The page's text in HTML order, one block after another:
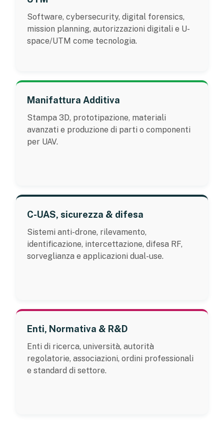
Software, cybersecurity, digital forensics,
mission planning, autorizzazioni digitali e U-
space/UTM come tecnologia.
Manifattura Additiva
Stampa 3D, prototipazione, materiali
avanzati e produzione di parti o componenti
per UAV.
C-UAS, sicurezza & difesa
Sistemi anti-drone, rilevamento,
identificazione, intercettazione, difesa RF,
sorveglianza e applicazioni dual-use.
Enti, Normativa & R&D
Enti di ricerca, università, autorità
regolatorie, associazioni, ordini professionali
e standard di settore.